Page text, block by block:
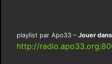
playlist par Apo33 – Jouer
http://